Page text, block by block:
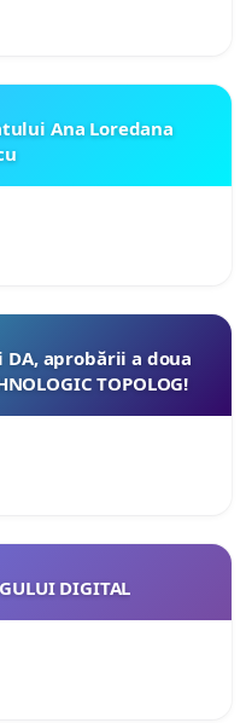
Ana Loredana
aprobării a doua
TOPOLOG!
DIGITAL